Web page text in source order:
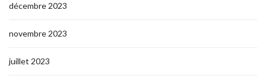
décembre 2023
novembre 2023
juillet 2023